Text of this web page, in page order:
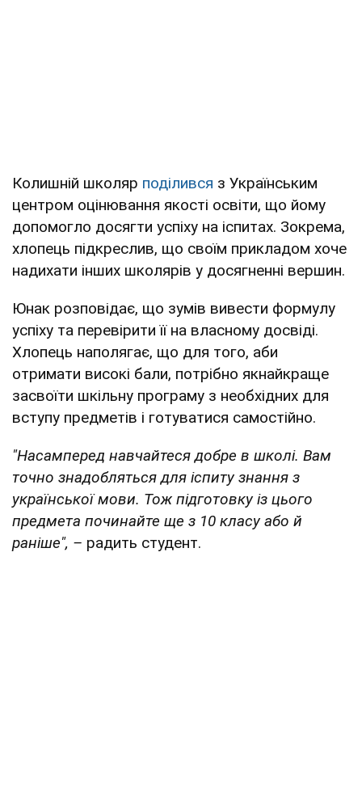
Колишній школяр поділився з Українським
центром оцінювання якості освіти, що йому
допомогло досягти успіху на іспитах. Зокрема,
хлопець підкреслив, що своїм прикладом хоче
надихати інших школярів у досягненні вершин.
Юнак розповідає, що зумів вивести формулу
успіху та перевірити її на власному досвіді.
Хлопець наполягає, що для того, аби
отримати високі бали, потрібно якнайкраще
засвоїти шкільну програму з необхідних для
вступу предметів і готуватися самостійно.
"Насамперед навчайтеся добре в школі. Вам
точно знадобляться для іспиту знання з
української мови. Тож підготовку із цього
предмета починайте ще з 10 класу або й
раніше", – радить студент.